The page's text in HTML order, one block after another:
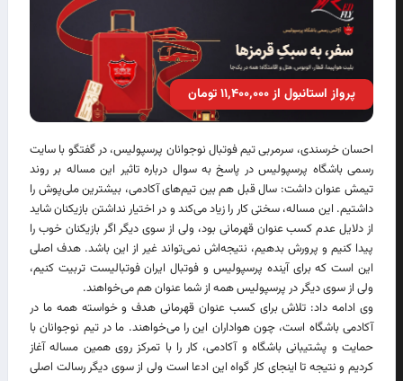
پرواز استانبول از ۱۱٬۴۰۰٬۰۰۰ تومان
احسان خرسندی، سرمربی تیم فوتبال نوجوانان پرسپولیس، در گفتگو با سایت
رسمی باشگاه پرسپولیس در پاسخ به سوال درباره تاثیر این مساله بر روند
تیمش عنوان داشت: سال قبل هم بین تیم‌های آکادمی، بیشترین ملی‌پوش را
داشتیم. این مساله، سختی کار را زیاد می‌کند و در اختیار نداشتن بازیکنان شاید
از دلایل عدم کسب عنوان قهرمانی بود، ولی از سوی دیگر اگر بازیکنان خوب را
پیدا کنیم و پرورش بدهیم، نتیجه‌اش نمی‌تواند غیر از این باشد. هدف اصلی
این است که برای آینده پرسپولیس و فوتبال ایران فوتبالیست تربیت کنیم،
ولی از سوی دیگر در پرسپولیس همه از شما عنوان هم می‌خواهند.
وی ادامه داد: تلاش برای کسب عنوان قهرمانی هدف و خواسته همه ما در
آکادمی باشگاه است، چون هواداران این را می‌خواهند. ما در تیم نوجوانان با
حمایت و پشتیبانی باشگاه و آکادمی، کار را با تمرکز روی همین مساله آغاز
کردیم و نتیجه تا اینجای کار گواه این ادعا است ولی از سوی دیگر رسالت اصلی